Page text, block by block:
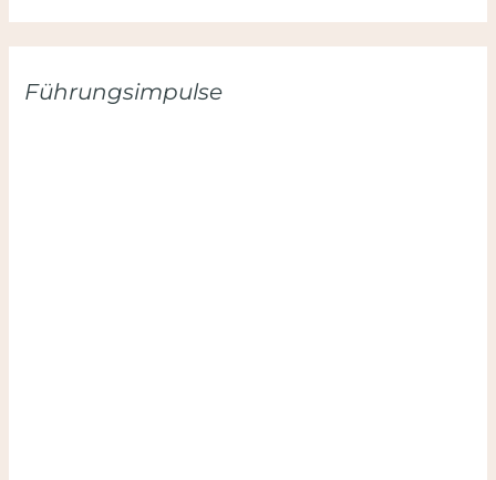
Führungsimpulse